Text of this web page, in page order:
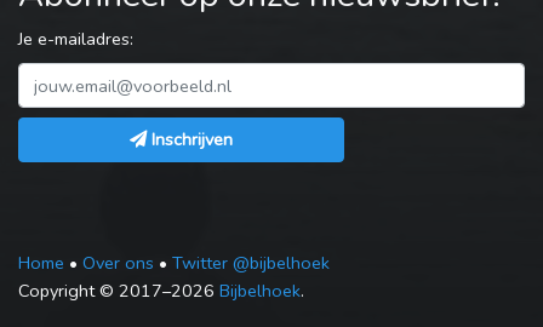
Je e-mailadres:
Inschrijven
Home • Over ons • Twitter @bijbelhoek
Copyright © 2017–2026 Bijbelhoek.